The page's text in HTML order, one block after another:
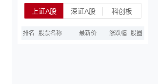
上证A股 深证A股 科创板
排名 股票名称 最新价 涨跌幅 股圈